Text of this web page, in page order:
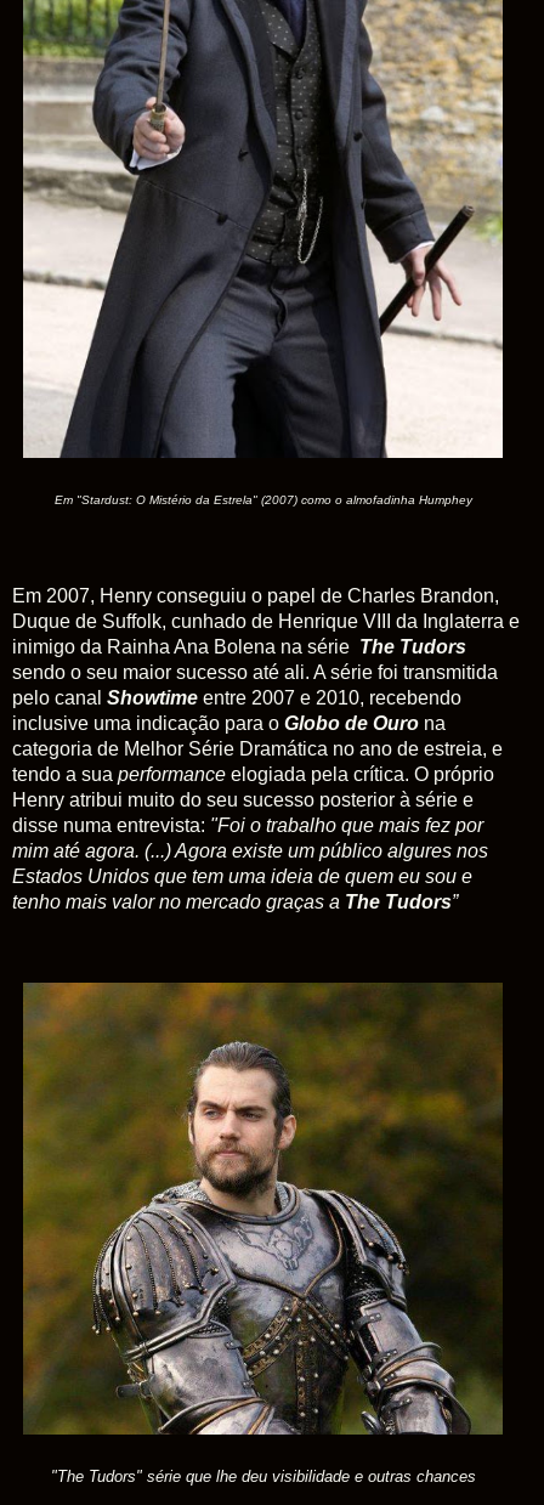
Em "Stardust: O Mistério da Estrela" (2007) como o almofadinha Humphey
Em 2007, Henry conseguiu o papel de Charles Brandon,
Duque de Suffolk, cunhado de Henrique VIII da Inglaterra e
inimigo da Rainha Ana Bolena na série The Tudors
sendo o seu maior sucesso até ali. A série foi transmitida
pelo canal Showtime entre 2007 e 2010, recebendo
inclusive uma indicação para o Globo de Ouro na
categoria de Melhor Série Dramática no ano de estreia, e
tendo a sua performance elogiada pela crítica. O próprio
Henry atribui muito do seu sucesso posterior à série e
disse numa entrevista: "Foi o trabalho que mais fez por
mim até agora. (...) Agora existe um público algures nos
Estados Unidos que tem uma ideia de quem eu sou e
tenho mais valor no mercado graças a The Tudors”
"The Tudors" série que lhe deu visibilidade e outras chances